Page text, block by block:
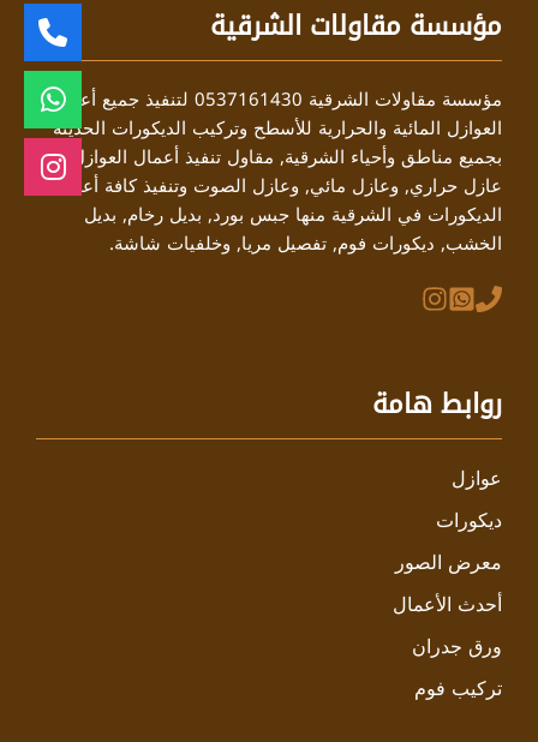
مؤسسة مقاولات الشرقية
مؤسسة مقاولات الشرقية 0537161430 لتنفيذ جميع أعمال
العوازل المائية والحرارية للأسطح وتركيب الديكورات الحديثة
بجميع مناطق وأحياء الشرقية, مقاول تنفيذ أعمال العوازل منها
عازل حراري, وعازل مائي, وعازل الصوت وتنفيذ كافة أعمال
الديكورات في الشرقية منها جبس بورد, بديل رخام, بديل
الخشب, ديكورات فوم, تفصيل مريا, وخلفيات شاشة.
روابط هامة
عوازل
ديكورات
معرض الصور
أحدث الأعمال
ورق جدران
تركيب فوم